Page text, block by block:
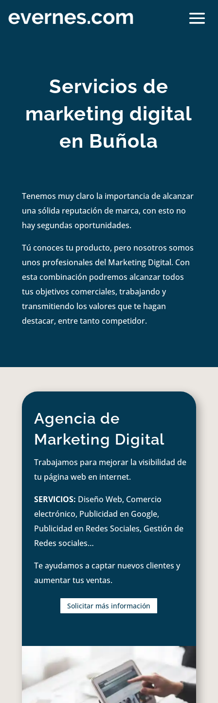
Servicios de
marketing digital
en Buñola
Tenemos muy claro la importancia de alcanzar
una sólida reputación de marca, con esto no
hay segundas oportunidades.
Tú conoces tu producto, pero nosotros somos
unos profesionales del Marketing Digital. Con
esta combinación podremos alcanzar todos
tus objetivos comerciales, trabajando y
transmitiendo los valores que te hagan
destacar, entre tanto competidor.
Agencia de
Marketing Digital
Trabajamos para mejorar la visibilidad de
tu página web en internet.
SERVICIOS: Diseño Web, Comercio
electrónico, Publicidad en Google,
Publicidad en Redes Sociales, Gestión de
Redes sociales…
Te ayudamos a captar nuevos clientes y
aumentar tus ventas.
Solicitar más información